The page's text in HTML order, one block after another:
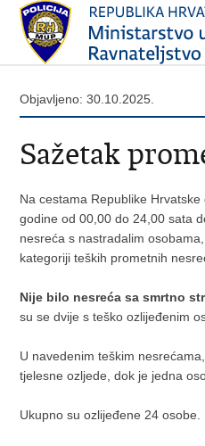
Objavljeno: 30.10.2025.
Sažetak
Na cestama Republike
godine od 00,00 do 24,00 sata
nesreća s nastradalim
kategoriji teških prometnih
Nije bilo nesreća sa smrtno
su se dvije s teško ozlijeđenim
U navedenim teškim
tjelesne ozljede, dok je jedna
Ukupno su ozlijeđene 24 osobe.